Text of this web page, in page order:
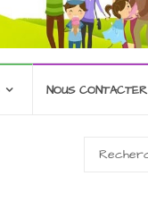
NOUS CONTACTER